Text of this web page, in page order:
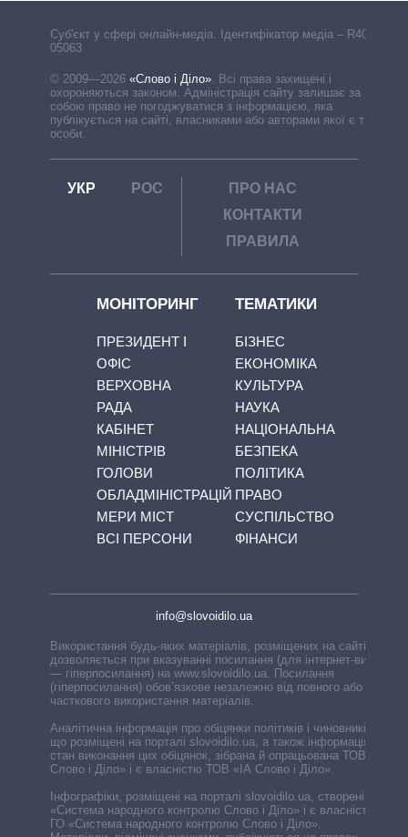
Cуб'єкт у сфері онлайн-медіа. Ідентифікатор медіа – R40-
05063
© 2009—2026 «Слово і Діло». Всі права захищені і
охороняються законом. Адміністрація сайту залишає за
собою право не погоджуватися з інформацією, яка
публікується на сайті, власниками або авторами якої є треті
особи.
УКР РОС
ПРО НАС
КОНТАКТИ
ПРАВИЛА
МОНІТОРИНГ
ПРЕЗИДЕНТ І
ОФІС
ВЕРХОВНА
РАДА
КАБІНЕТ
МІНІСТРІВ
ГОЛОВИ
ОБЛАДМІНІСТРАЦІЙ
МЕРИ МІСТ
ВСІ ПЕРСОНИ
ТЕМАТИКИ
БІЗНЕС
ЕКОНОМІКА
КУЛЬТУРА
НАУКА
НАЦІОНАЛЬНА
БЕЗПЕКА
ПОЛІТИКА
ПРАВО
СУСПІЛЬСТВО
ФІНАНСИ
info@slovoidilo.ua
Використання будь-яких матеріалів, розміщених на сайті,
дозволяється при вказуванні посилання (для інтернет-видань
— гіперпосилання) на www.slovoidilo.ua. Посилання
(гіперпосилання) обов’язкове незалежно від повного або
часткового використання матеріалів.
Аналітична інформація про обіцянки політиків і чиновників,
що розміщені на порталі slovoidilo.ua, а також інформація про
стан виконання цих обіцянок, зібрана й опрацьована ТОВ «ІА
Слово і Діло» і є власністю ТОВ «ІА Слово і Діло».
Інфографіки, розміщені на порталі slovoidilo.ua, створені ГО
«Система народного контролю Слово і Діло» і є власністю
ГО «Система народного контролю Слово і Діло».